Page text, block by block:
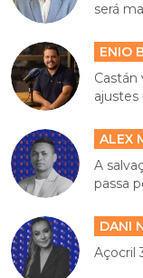
será
ENIO
Castán
ajustes
ALEX
A
passa
DANI
Açocril